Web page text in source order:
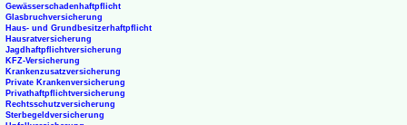
Gewässerschadenhaftpflicht
Glasbruchversicherung
Haus- und Grundbesitzerhaftpflicht
Hausratversicherung
Jagdhaftpflichtversicherung
KFZ-Versicherung
Krankenzusatzversicherung
Private Krankenversicherung
Privathaftpflichtversicherung
Rechtsschutzversicherung
Sterbegeldversicherung